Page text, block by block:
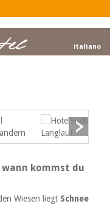
italiano
wann kommst du
Wiesen liegt Schnee